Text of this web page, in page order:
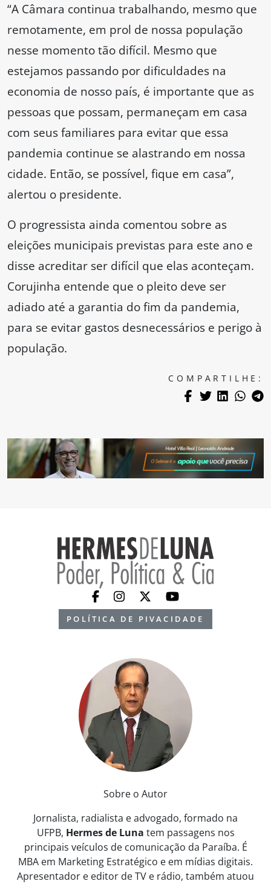
“A Câmara continua trabalhando, mesmo que
remotamente, em prol de nossa população
nesse momento tão difícil. Mesmo que
estejamos passando por dificuldades na
economia de nosso país, é importante que as
pessoas que possam, permaneçam em casa
com seus familiares para evitar que essa
pandemia continue se alastrando em nossa
cidade. Então, se possível, fique em casa”,
alertou o presidente.
O progressista ainda comentou sobre as
eleições municipais previstas para este ano e
disse acreditar ser difícil que elas aconteçam.
Corujinha entende que o pleito deve ser
adiado até a garantia do fim da pandemia,
para se evitar gastos desnecessários e perigo à
população.
COMPARTILHE:
POLÍTICA DE PIVACIDADE
Sobre o Autor
Jornalista, radialista e advogado, formado na
UFPB, Hermes de Luna tem passagens nos
principais veículos de comunicação da Paraíba. É
MBA em Marketing Estratégico e em mídias digitais.
Apresentador e editor de TV e rádio, também atuou